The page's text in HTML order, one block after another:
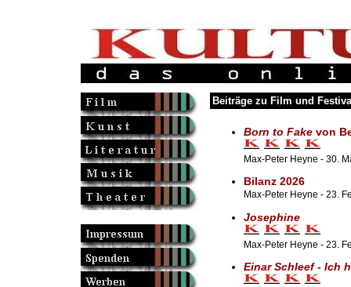
Beiträge zu Film und
Born to Fakevon
Max-Peter Heyne - 30.
Bilanz 2026
Max-Peter Heyne - 23.
Josephine
Max-Peter Heyne - 23.
Einar Schleef - Ich